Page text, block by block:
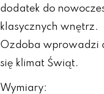
dodatek do
klasycznych wnętrz.
Ozdoba wprowadzi
się klimat Świąt.
Wymiary: